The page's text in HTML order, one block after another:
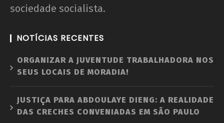
Nota Política da UJC - PARA ALÉM DA
SUSPENSÃO: Pela revogação imediata do
"Novo" Ensino Médio!
novembro
de 2012
sociedade socialista.
NOTÍCIAS RECENTES
ORGANIZAR A JUVENTUDE TRABALHADORA NOS
SEUS LOCAIS DE MORADIA!
JUSTIÇA PARA ABDOULAYE DIENG: A REALIDADE
DAS CRECHES CONVENIADAS EM SÃO PAULO